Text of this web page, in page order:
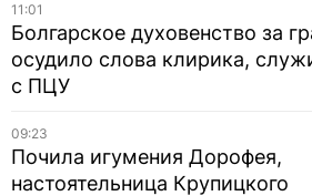
11:01
Болгарское духовенство за
осудило слова клирика,
с ПЦУ
09:23
Почила игумения Дорофея,
настоятельница Крупицкого